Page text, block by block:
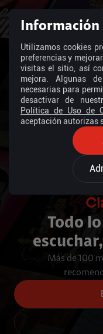
Todo
Más de 100
Utilizamos cookies
preferencias y
visitas el sitio, así
mejora. Algunas
necesarias para
desactivar de
Política de Uso de
aceptación autorizas